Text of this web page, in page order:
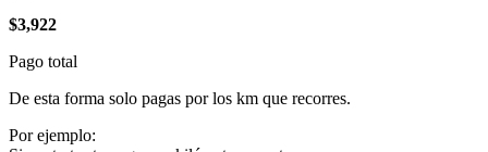
$3,922
Pago total
De esta forma solo pagas por los km que recorres.
Por ejemplo: